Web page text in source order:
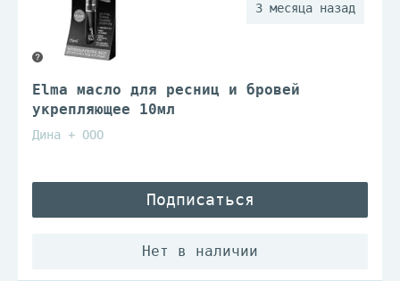
Elma масло для ресниц и бровей
укрепляющее 10мл
Дина + ООО
3 месяца назад
Подписаться